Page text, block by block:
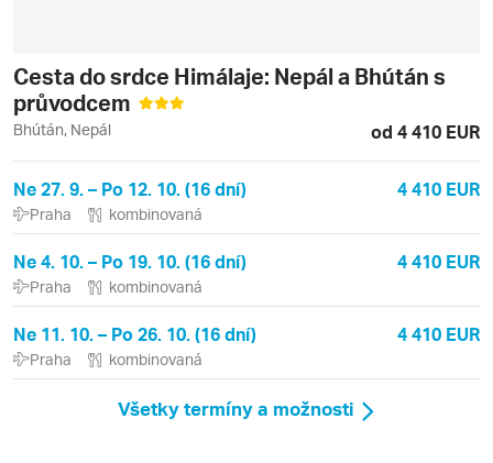
Cesta do srdce Himálaje: Nepál a Bhútán s
průvodcem
Bhútán, Nepál od 4 410 EUR
Ne 27. 9. – Po 12. 10. (16 dní) 4 410 EUR
Praha kombinovaná
Ne 4. 10. – Po 19. 10. (16 dní) 4 410 EUR
Praha kombinovaná
Ne 11. 10. – Po 26. 10. (16 dní) 4 410 EUR
Praha kombinovaná
Všetky termíny a možnosti